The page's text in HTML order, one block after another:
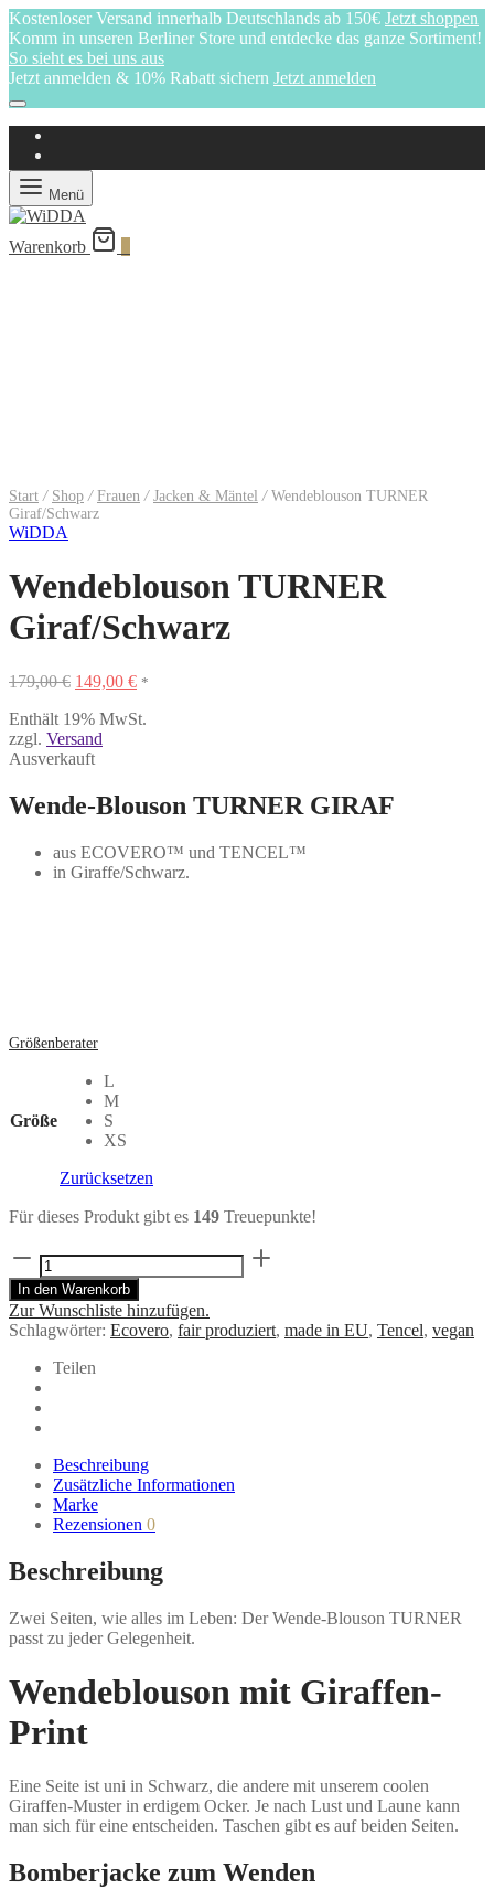
Kostenloser Versand innerhalb Deutschlands ab 150€ Jetzt shoppen
Komm in unseren Berliner Store und entdecke das ganze Sortiment!
So sieht es bei uns aus
Jetzt anmelden & 10% Rabatt sichern Jetzt anmelden
Menü
Warenkorb
Start / Shop / Frauen / Jacken & Mäntel /Wendeblouson TURNER
Giraf/Schwarz
WiDDA
Wendeblouson TURNER
Giraf/Schwarz
179,00€ Ursprünglicher
war:
179,00 €
149,00 €Aktueller
ist:
*
Enthält 19% MwSt.
zzgl. Versand
Ausverkauft
Wende-Blouson TURNER GIRAF
aus ECOVERO™ und TENCEL™
in Giraffe/Schwarz.
Größenberater
Größe
L
M
S
XS
Zurücksetzen
Für dieses Produkt gibt es 149 Treuepunkte!
Wendeblouson
TURNER
Giraf/Schwarz
Menge
In den Warenkorb
Zur Wunschliste hinzufügen.
Schlagwörter: Ecovero, fair produziert, made in EU, Tencel, vegan
Teilen
Beschreibung
Zusätzliche Informationen
Marke
Rezensionen 0
Beschreibung
Zwei Seiten, wie alles im Leben: Der Wende-Blouson TURNER
passt zu jeder Gelegenheit.
Wendeblouson mit Giraffen-
Print
Eine Seite ist uni in Schwarz, die andere mit unserem coolen
Giraffen-Muster in erdigem Ocker. Je nach Lust und Laune kann
man sich für eine entscheiden. Taschen gibt es auf beiden Seiten.
Bomberjacke zum Wenden